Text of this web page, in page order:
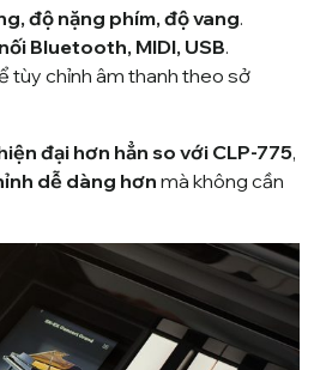
độ nặng phím, độ vang.
Bluetooth, MIDI, USB.
tùy chỉnh âm thanh theo sở
đại hơn hẳn so với CLP-775,
dễ dàng hơnmà không cần